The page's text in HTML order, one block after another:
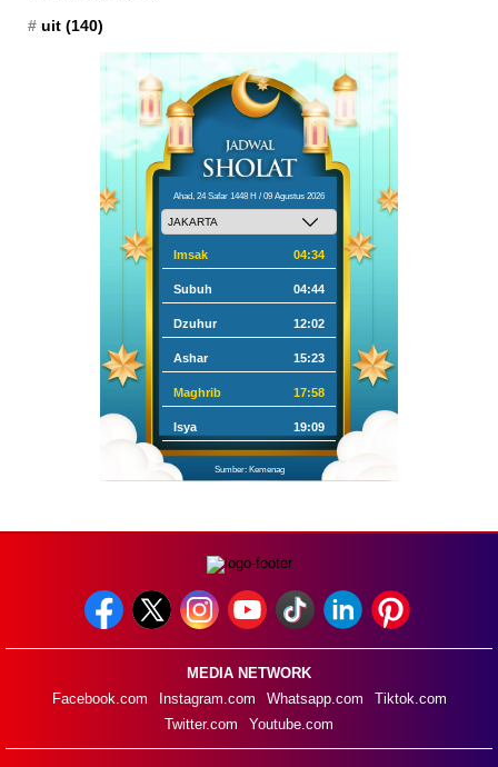
uit (140)
Ahad, 24 Safar 1448 H / 09 Agustus 2026
Imsak 04:34
Subuh 04:44
Dzuhur 12:02
Ashar 15:23
Maghrib 17:58
Isya 19:09
Sumber: Kemenag
MEDIA NETWORK
Facebook.com
Instagram.com Whatsapp.com
Tiktok.com
Twitter.com
Youtube.com